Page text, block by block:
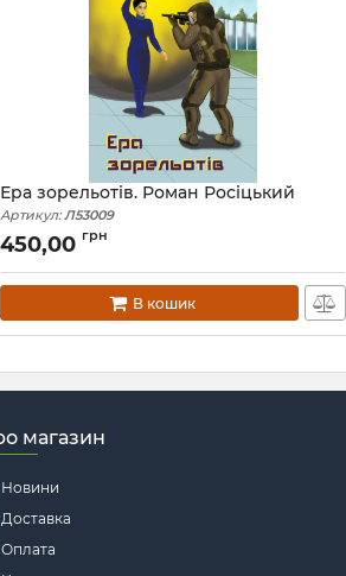
Ера зорельотів. Роман Росіцький
Артикул: Л53009
450,00 грн
В кошик
магазин
Новини
Доставка
Оплата